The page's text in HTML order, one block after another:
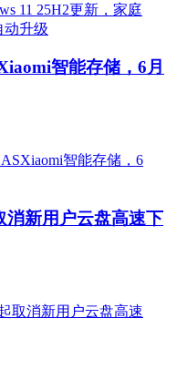
智能存储，6月
消新用户云盘高速下